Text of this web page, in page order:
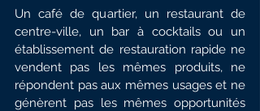
Un café de quartier, un restaurant de
centre-ville, un bar à cocktails ou un
établissement de restauration rapide ne
vendent pas les mêmes produits, ne
répondent pas aux mêmes usages et ne
génèrent pas les mêmes opportunités